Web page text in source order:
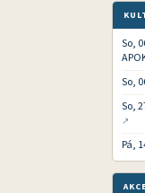
So,
So,
So,
Pá,